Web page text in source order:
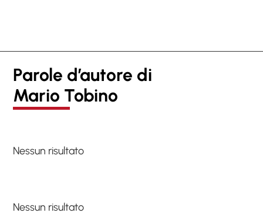
Parole d’autore di
Mario Tobino
Nessun risultato
Nessun risultato